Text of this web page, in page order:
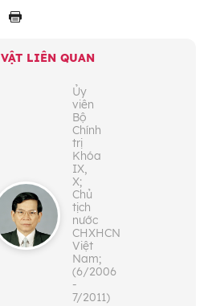
LIÊN QUAN
Ủy
viên
Bộ
Chính
trị
Khóa
IX,
X;
Chủ
tịch
nước
CHXHCN
Việt
Nam;
(6/2006
-
7/2011)